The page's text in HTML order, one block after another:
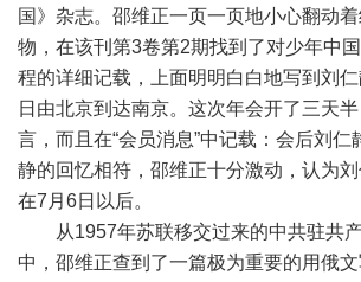
国》杂志。邵维正一页一页地小心翻动
物，在该刊第3卷第2期找到了对少年中
程的详细记载，上面明明白白地写到刘
日由北京到达南京。这次年会开了三天
言，而且在“会员消息”中记载：会后刘仁
静的回忆相符，邵维正十分激动，认为
在7月6日以后。
从1957年苏联移交过来的中共驻共产
中，邵维正查到了一篇极为重要的用俄